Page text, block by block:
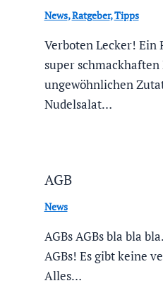
News,Ratgeber,Tipps
Verboten Lecker! Ein
super
ungewöhnlichen
Nudelsalat…
AGB
News
AGBs AGBs bla bla
AGBs! Es gibt keine
Alles…